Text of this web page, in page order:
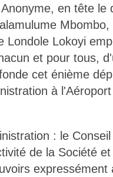
en tête le
Londole Lokoyi
et pour tous,
cet énième
à
: le
de la Société
expressément